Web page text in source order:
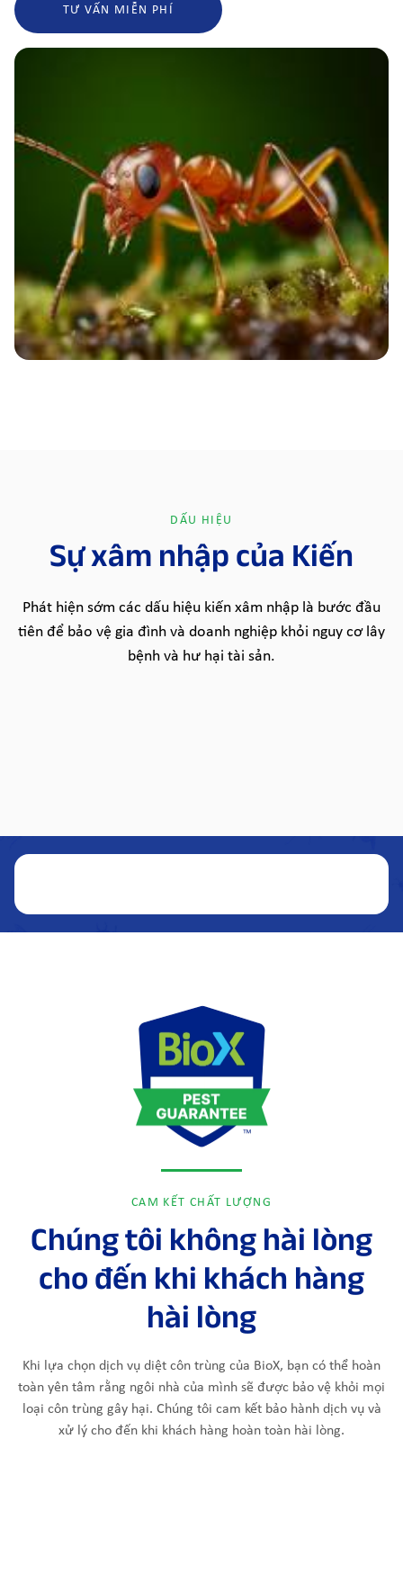
TƯ VẤN MIỄN PHÍ
DẤU HIỆU
Sự xâm nhập của Kiến
Phát hiện sớm các dấu hiệu kiến xâm nhập là bước đầu
tiên để bảo vệ gia đình và doanh nghiệp khỏi nguy cơ lây
bệnh và hư hại tài sản.
CAM KẾT CHẤT LƯỢNG
Chúng tôi không hài lòng
cho đến khi khách hàng
hài lòng
Khi lựa chọn dịch vụ diệt côn trùng của BioX, bạn có thể hoàn
toàn yên tâm rằng ngôi nhà của mình sẽ được bảo vệ khỏi mọi
loại côn trùng gây hại. Chúng tôi cam kết bảo hành dịch vụ và
xử lý cho đến khi khách hàng hoàn toàn hài lòng.